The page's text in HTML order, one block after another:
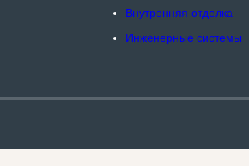
Внутренняя отделка
Инженерные системы